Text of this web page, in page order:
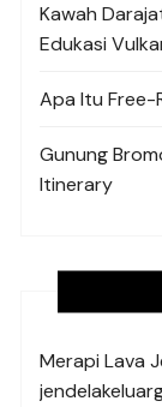
Kawah
Edukasi
Apa Itu Free-
Gunung
Itinerary
Merapi Lava